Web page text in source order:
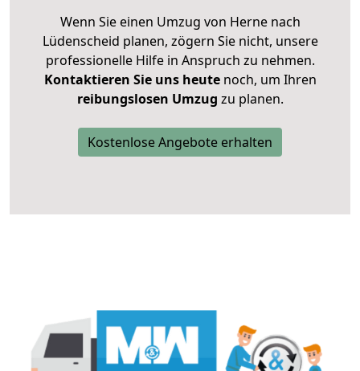
Wenn Sie einen Umzug von Herne nach
Lüdenscheid planen, zögern Sie nicht, unsere
professionelle Hilfe in Anspruch zu nehmen.
Kontaktieren Sie uns heutenoch, um Ihren
reibungslosen Umzug zu planen.
Kostenlose Angebote erhalten